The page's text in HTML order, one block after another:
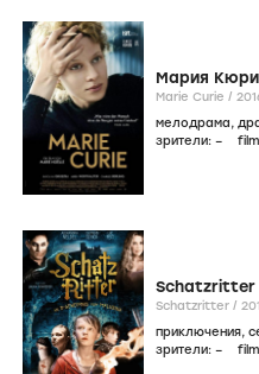
Мария Кюри
Marie Curie /
мелодрама,
зрители: –
Schatzritter
Schatzritter /
приключения,
зрители: –